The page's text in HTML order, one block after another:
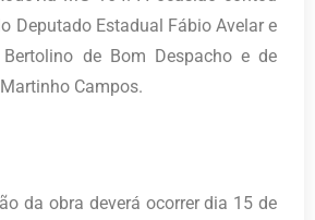
Deputado Estadual Fábio Avelar e
de Bom Despacho e de
Campos.
da obra deverá ocorrer dia 15 de